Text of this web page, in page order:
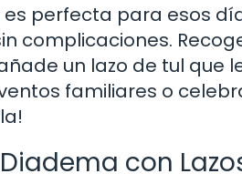
perfecta para esos
complicaciones.
un lazo de tul que
familiares o
con